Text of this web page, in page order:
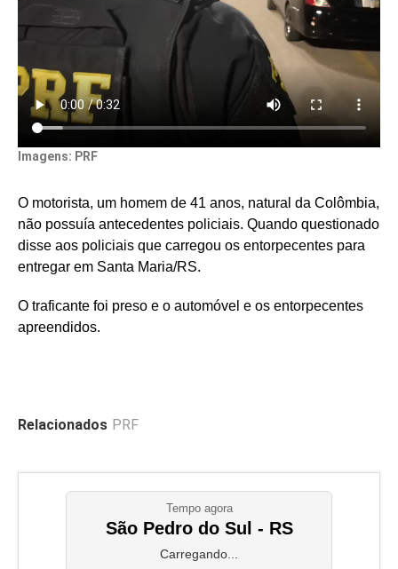
Imagens: PRF
O motorista, um homem de 41 anos, natural da Colômbia,
não possuía antecedentes policiais. Quando questionado
disse aos policiais que carregou os entorpecentes para
entregar em Santa Maria/RS.
O traficante foi preso e o automóvel e os entorpecentes
apreendidos.
Relacionados PRF
Tempo agora
São Pedro do Sul - RS
Carregando...